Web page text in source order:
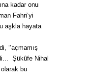
kadar onu
Fahri’yi
aşkla hayata
‘’açmamış
Şükûfe Nihal
bu